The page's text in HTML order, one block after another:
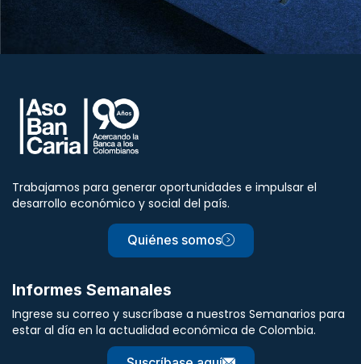
Trabajamos para generar oportunidades e impulsar el
desarrollo económico y social del país.
Quiénes somos
Informes Semanales
Ingrese su correo y suscríbase a nuestros Semanarios para
estar al día en la actualidad económica de Colombia.